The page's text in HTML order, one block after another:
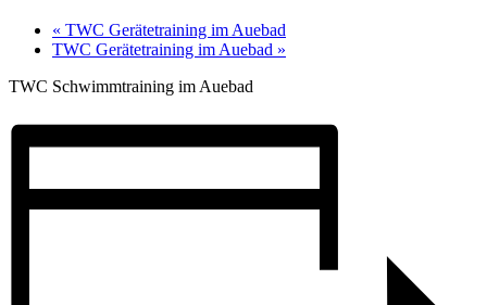
« TWC Gerätetraining im Auebad
TWC Gerätetraining im Auebad »
TWC Schwimmtraining im Auebad